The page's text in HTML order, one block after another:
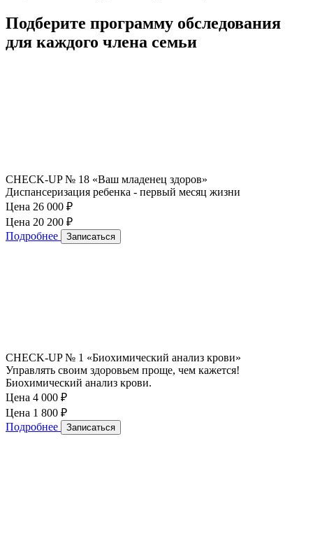
Подберите программу обследования
для каждого члена семьи
CHECK-UP № 18 «Ваш младенец здоров»
Диспансеризация ребенка - первый месяц жизни
Цена 26 000 ₽
Цена 20 200 ₽
Подробнее
Записаться
CHECK-UP № 1 «Биохимический анализ крови»
Управлять своим здоровьем проще, чем кажется!
Биохимический анализ крови.
Цена 4 000 ₽
Цена 1 800 ₽
Подробнее
Записаться